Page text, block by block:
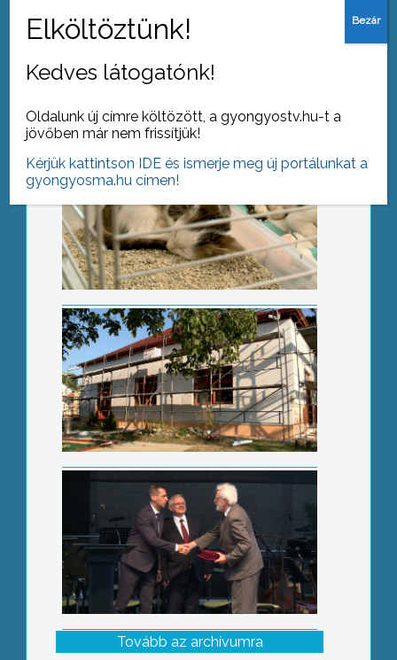
Októberre elkészül az ovi
Életműdíj
Tovább az archívumra
Kedves látogatónk!
Oldalunk új címre költözött, a gyongyostv.hu-t a
jövőben már nem frissítjük!
Kérjük kattintson IDE és ismerje meg új portálunkat a
gyongyosma.hu címen!